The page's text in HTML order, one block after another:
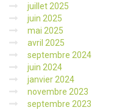
juillet 2025
juin 2025
mai 2025
avril 2025
septembre 2024
juin 2024
janvier 2024
novembre 2023
septembre 2023